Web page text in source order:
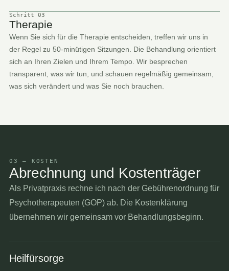
Schritt 03
Therapie
Wenn Sie sich für die Therapie entscheiden, treffen wir uns in
der Regel zu 50-minütigen Sitzungen. Die Behandlung orientiert
sich an Ihren Zielen und Ihrem Tempo. Wir besprechen
transparent, was wir tun, und schauen regelmäßig gemeinsam,
was sich verändert und was Sie noch brauchen.
03 — KOSTEN
Abrechnung und Kostenträger
Als Privatpraxis rechne ich nach der Gebührenordnung für
Psychotherapeuten (GOP) ab. Die Kostenklärung
übernehmen wir gemeinsam vor Behandlungsbeginn.
Heilfürsorge